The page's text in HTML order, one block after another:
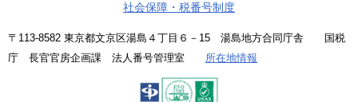
社会保障・税番号制度
〒113-8582 東京都文京区湯島４丁目６－15 湯島地方合同庁舎 国税
庁 長官官房企画課 法人番号管理室 所在地情報